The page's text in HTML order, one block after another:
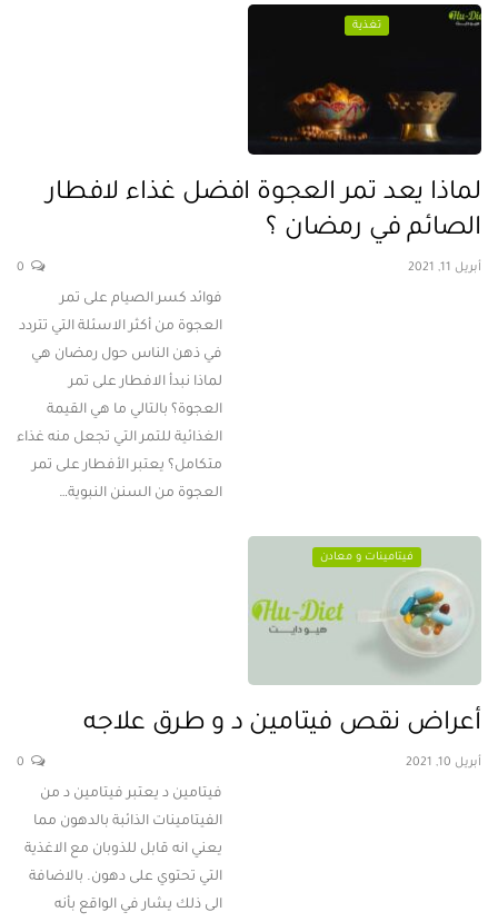
تغذية
لماذا يعد تمر العجوة افضل غذاء لافطار
الصائم في رمضان ؟
أبريل 11, 2021
فوائد كسر الصيام على تمر
العجوة من أكثر الاسئلة التي تتردد
في ذهن الناس حول رمضان هي
لماذا نبدأ الافطار على تمر
العجوة؟ بالتالي ما هي القيمة
الغذائية للتمر التي تجعل منه غذاء
متكامل؟ يعتبر الأفطار على تمر
العجوة من السنن النبوية…
فيتامينات و معادن
أعراض نقص فيتامين د و طرق علاجه
أبريل 10, 2021
فيتامين د يعتبر فيتامين د من
الفيتامينات الذائبة بالدهون مما
يعني انه قابل للذوبان مع الاغذية
التي تحتوي على دهون. بالاضافة
الى ذلك يشار في الواقع بأنه